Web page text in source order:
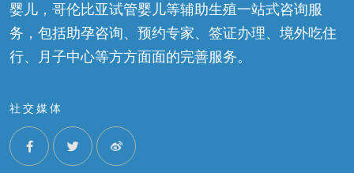
婴儿，哥伦比亚试管婴儿等辅助生殖一站式咨询服
务，包括助孕咨询、预约专家、签证办理、境外吃住
行、月子中心等方方面面的完善服务。
社交媒体